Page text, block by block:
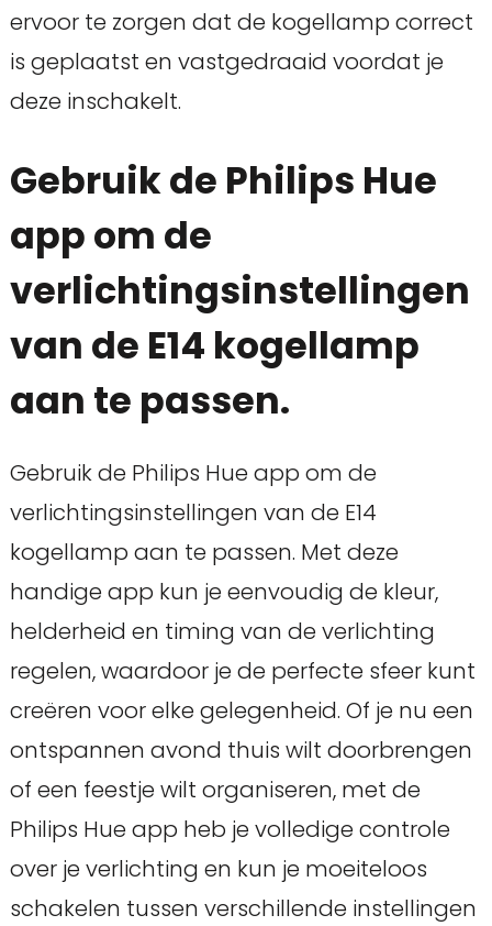
ervoor te zorgen dat de kogellamp correct
is geplaatst en vastgedraaid voordat je
deze inschakelt.
Gebruik de Philips Hue
app om de
verlichtingsinstellingen
van de E14 kogellamp
aan te passen.
Gebruik de Philips Hue app om de
verlichtingsinstellingen van de E14
kogellamp aan te passen. Met deze
handige app kun je eenvoudig de kleur,
helderheid en timing van de verlichting
regelen, waardoor je de perfecte sfeer kunt
creëren voor elke gelegenheid. Of je nu een
ontspannen avond thuis wilt doorbrengen
of een feestje wilt organiseren, met de
Philips Hue app heb je volledige controle
over je verlichting en kun je moeiteloos
schakelen tussen verschillende instellingen